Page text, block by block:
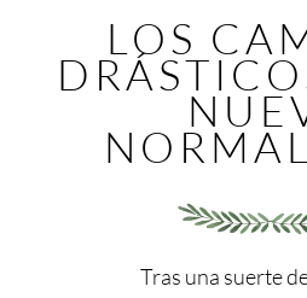
LOS
Tras una suerte